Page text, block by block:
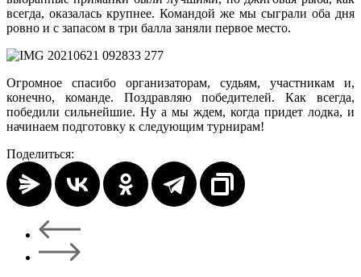
всегда, оказалась крупнее. Командой же мы сыграли оба дня
ровно и с запасом в три балла заняли первое место.
Огромное спасибо организаторам, судьям, участникам и,
конечно, команде. Поздравляю победителей. Как всегда,
победили сильнейшие. Ну а мы ждем, когда придет лодка, и
начинаем подготовку к следующим турнирам!
Поделиться: